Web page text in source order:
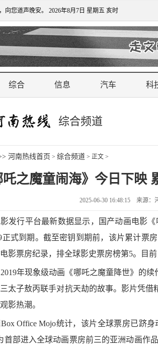
向您道声晚安。 2026年8月7日 星期五 亥时
综合 信息 汽车 科
综合频道
河南热线首页 > 综合频道 > 正文 >
吒之魔童闹海》今日下映
2025-06-30 16:48:15 来源
行平台最新数据显示，国产动画电影《
正式到期。截至密钥到期前，该片累计票
影票房纪录，排全球影史票房榜第5。目
年现象级动画《哪吒之魔童降世》的续
太子敖丙联手对抗天劫的故事。影片凭
影热潮。
Office Mojo统计，该片全球票房已跻身
首部进入全球动画票房前三的亚洲动画作